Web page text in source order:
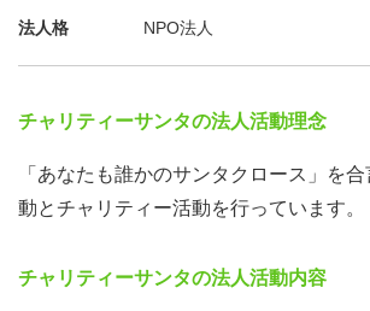
法人格
NPO法人
チャリティーサンタの法人活動理念
「あなたも誰かのサンタクロース」を
動とチャリティー活動を行っています。
チャリティーサンタの法人活動内容